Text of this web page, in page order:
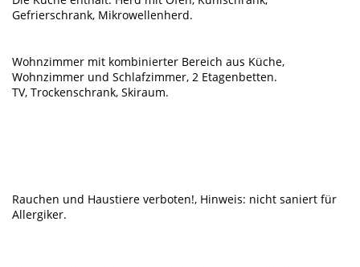
Gefrierschrank, Mikrowellenherd.
Wohnzimmer mit kombinierter Bereich aus Küche,
Wohnzimmer und Schlafzimmer, 2 Etagenbetten.
TV, Trockenschrank, Skiraum.
Rauchen und Haustiere verboten!, Hinweis: nicht saniert für
Allergiker.